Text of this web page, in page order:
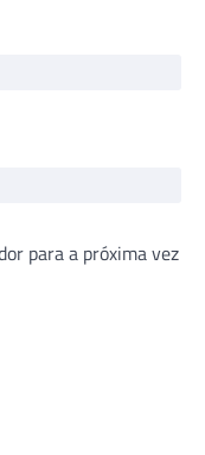
para a próxima vez